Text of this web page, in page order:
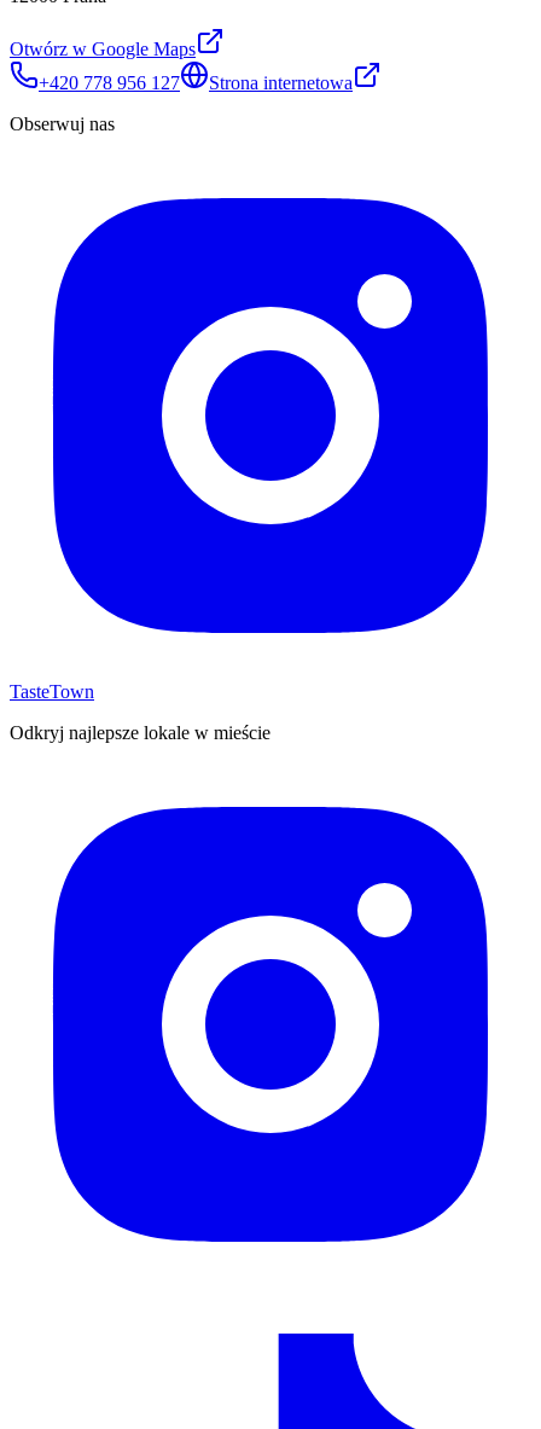
Otwórz w Google Maps
+420 778 956 127
Strona internetowa
Obserwuj nas
TasteTown
Odkryj najlepsze lokale w mieście